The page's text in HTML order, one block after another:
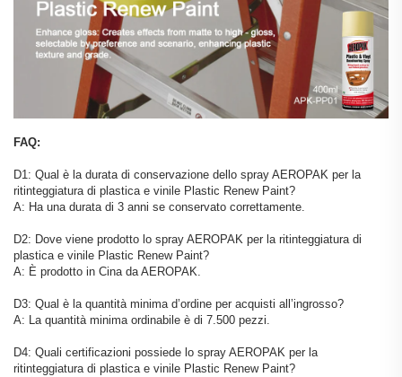
FAQ:
D1: Qual è la durata di conservazione dello spray AEROPAK per la
ritinteggiatura di plastica e vinile Plastic Renew Paint?
A: Ha una durata di 3 anni se conservato correttamente.
D2: Dove viene prodotto lo spray AEROPAK per la ritinteggiatura di
plastica e vinile Plastic Renew Paint?
A: È prodotto in Cina da AEROPAK.
D3: Qual è la quantità minima d’ordine per acquisti all’ingrosso?
A: La quantità minima ordinabile è di 7.500 pezzi.
D4: Quali certificazioni possiede lo spray AEROPAK per la
ritinteggiatura di plastica e vinile Plastic Renew Paint?